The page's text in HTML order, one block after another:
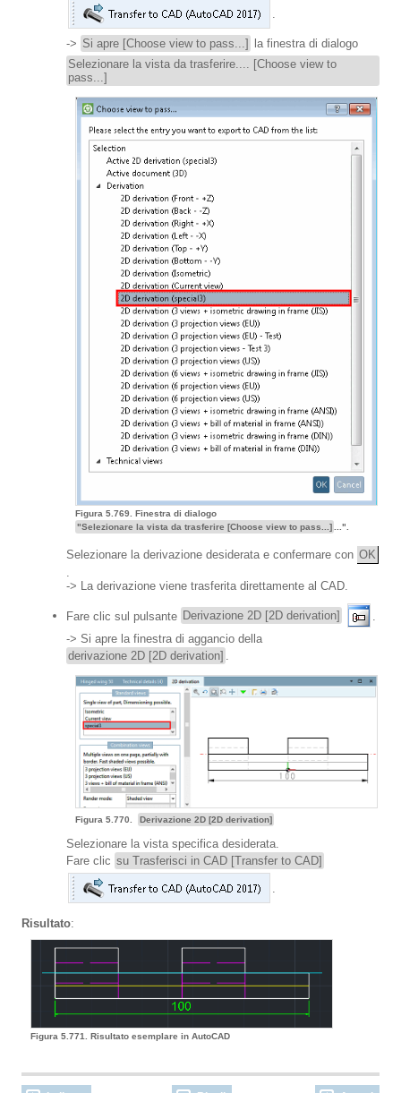
.
-> Si apre [Choose view to pass...]
la finestra di dialogo
Selezionare la vista da trasferire.... [Choose view to
pass...]
Figura 5.769. Finestra di dialogo
"Selezionare la vista da trasferire [Choose view to pass...]
...".
Selezionare la derivazione desiderata e confermare con OK
-> La derivazione viene trasferita direttamente al CAD.
Fare clic sul pulsante Derivazione 2D [2D derivation]
-> Si apre la finestra di aggancio della
derivazione 2D [2D derivation]
Figura 5.770. Derivazione 2D [2D derivation]
Selezionare la vista specifica desiderata.
Fare clic su Trasferisci in CAD [Transfer to CAD]
Risultato:
Figura 5.771. Risultato esemplare in AutoCAD